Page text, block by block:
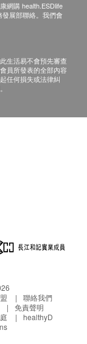
網購 health.ESDlife
發展部聯絡。我們會
生活易不會預先審查
員所發表的全部內容
任何損失或法律糾
聯絡我們
免責聲明
healthyD